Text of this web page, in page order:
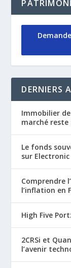
DERNIERS
Immobilier
marché reste
Le fonds
sur
Comprendre
l’inflation en
High Five
2CRSi et
l’avenir